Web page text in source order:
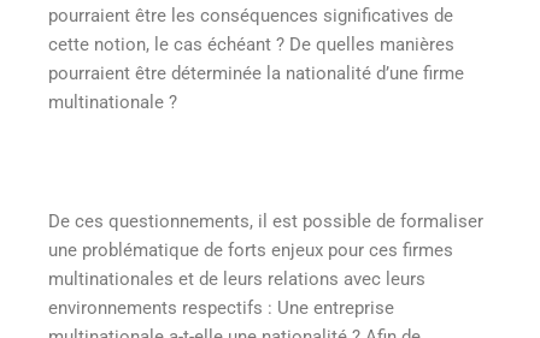
pourraient être les conséquences significatives de
cette notion, le cas échéant ? De quelles manières
pourraient être déterminée la nationalité d’une firme
multinationale ?
De ces questionnements, il est possible de formaliser
une problématique de forts enjeux pour ces firmes
multinationales et de leurs relations avec leurs
environnements respectifs : Une entreprise